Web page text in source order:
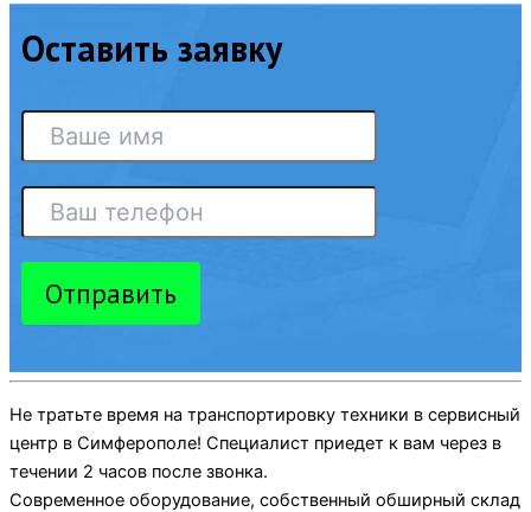
Оставить заявку
Отправить
Не тратьте время на транспортировку техники в сервисный
центр в Симферополе! Специалист приедет к вам через в
течении 2 часов после звонка.
Современное оборудование, собственный обширный склад